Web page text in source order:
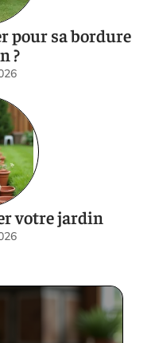
pour sa bordure
?
votre jardin